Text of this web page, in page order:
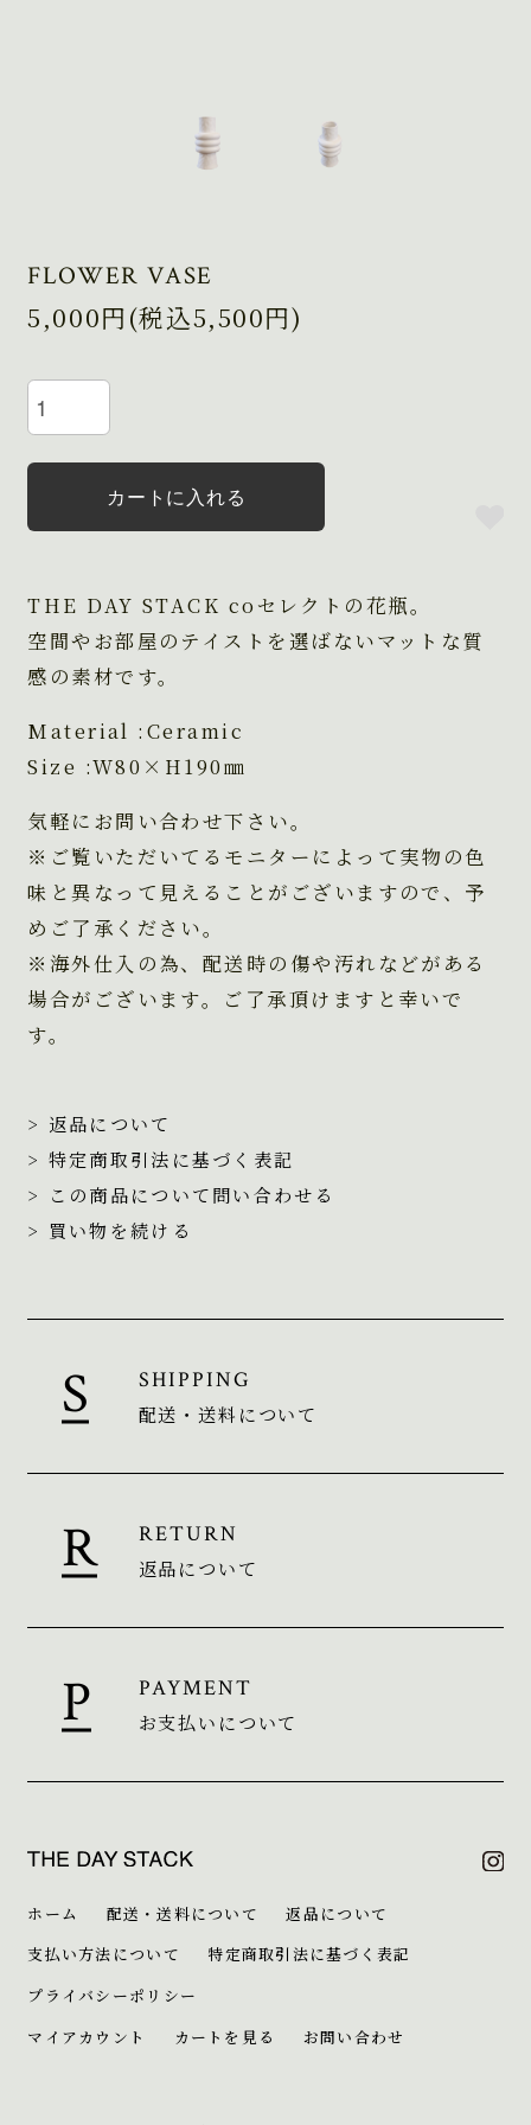
FLOWER VASE
5,000円(税込5,500円)
カートに入れる
THE DAY STACK coセレクトの花瓶。
空間やお部屋のテイストを選ばないマットな質
感の素材です。
Material :Ceramic
Size :W80×H190㎜
気軽にお問い合わせ下さい。
※ご覧いただいてるモニターによって実物の色
味と異なって見えることがございますので、予
めご了承ください。
※海外仕入の為、配送時の傷や汚れなどがある
場合がございます。ご了承頂けますと幸いで
す。
> 返品について
> 特定商取引法に基づく表記
> この商品について問い合わせる
> 買い物を続ける
SHIPPING
配送・送料について
RETURN
返品について
PAYMENT
お支払いについて
ホーム 配送・送料について
返品について
支払い方法について
特定商取引法に基づく表記
プライバシーポリシー
マイアカウント
カートを見る お問い合わせ